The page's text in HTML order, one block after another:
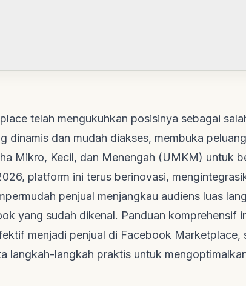
telah mengukuhkan posisinya sebagai
dinamis dan mudah diakses, membuka
Mikro, Kecil, dan Menengah (UMKM) untuk
platform ini terus berinovasi,
penjual menjangkau audiens luas
yang sudah dikenal. Panduan komprehensif
menjadi penjual di Facebook Marketplace,
langkah-langkah praktis untuk